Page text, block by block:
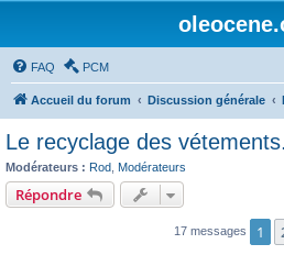
FAQ PCM
Accueil du forum Discussion générale
Le recyclage des vétements.
Modérateurs : Rod Modérateurs
Répondre
17 messages 1